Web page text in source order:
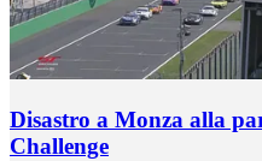
Disastro a Monza alla
Challenge